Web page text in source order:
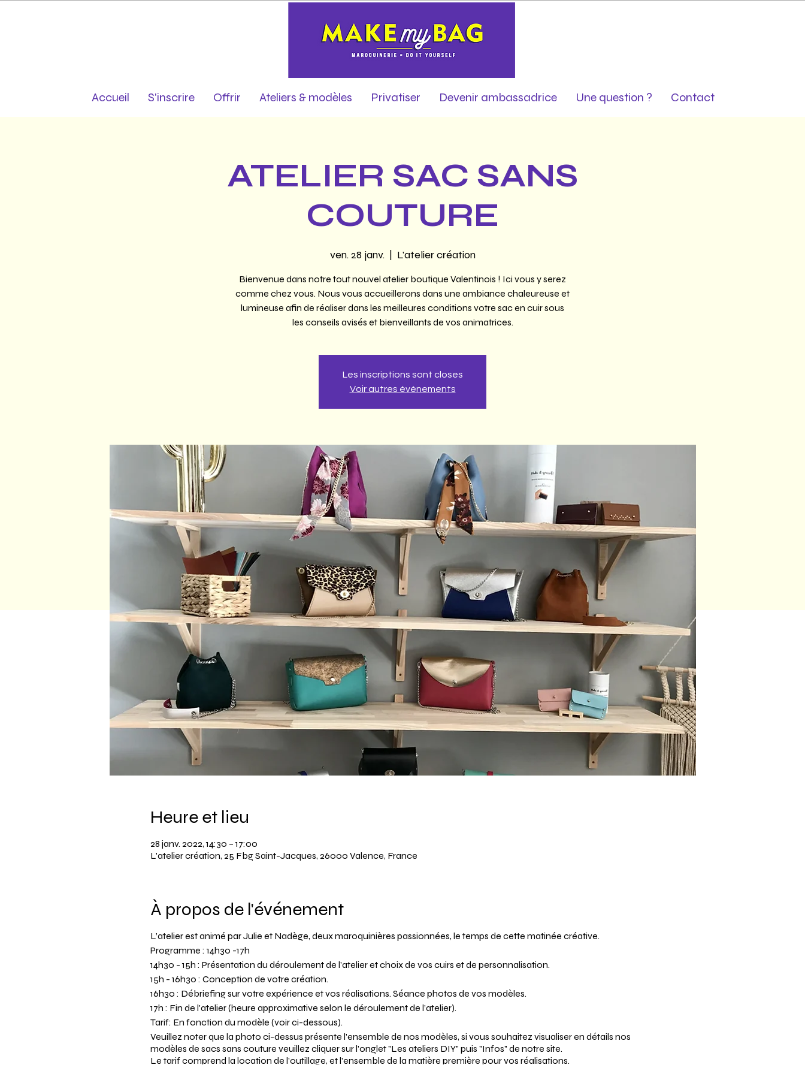
Accueil S'inscrire Offrir Ateliers & modèles Privatiser Devenir ambassadrice Une question ? Contact
ATELIER SAC SANS
COUTURE
ven. 28 janv.
  |
L'atelier création
Bienvenue dans notre tout nouvel atelier boutique Valentinois ! Ici vous y serez
comme chez vous. Nous vous accueillerons dans une ambiance chaleureuse et
lumineuse afin de réaliser dans les meilleures conditions votre sac en cuir sous
les conseils avisés et bienveillants de vos animatrices.
Les inscriptions sont closes
Voir autres événements
Heure et lieu
28 janv. 2022, 14:30 – 17:00
L'atelier création, 25 Fbg Saint-Jacques, 26000 Valence, France
À propos de l'événement
L’atelier est animé par Julie et Nadège, deux maroquinières passionnées, le temps de cette matinée créative.
Programme : 14h30 -17h
14h30 - 15h : Présentation du déroulement de l'atelier et choix de vos cuirs et de personnalisation.
15h - 16h30 : Conception de votre création.
16h30 : Débriefing sur votre expérience et vos réalisations. Séance photos de vos modèles.
17h : Fin de l'atelier (heure approximative selon le déroulement de l’atelier).
Tarif: En fonction du modèle (voir ci-dessous).
Veuillez noter que la photo ci-dessus présente l'ensemble de nos modèles, si vous souhaitez visualiser en détails nos
modèles de sacs sans couture veuillez cliquer sur l'onglet "Les ateliers DIY" puis "Infos" de notre site.
Le tarif comprend la location de l'outillage, et l'ensemble de la matière première pour vos réalisations.